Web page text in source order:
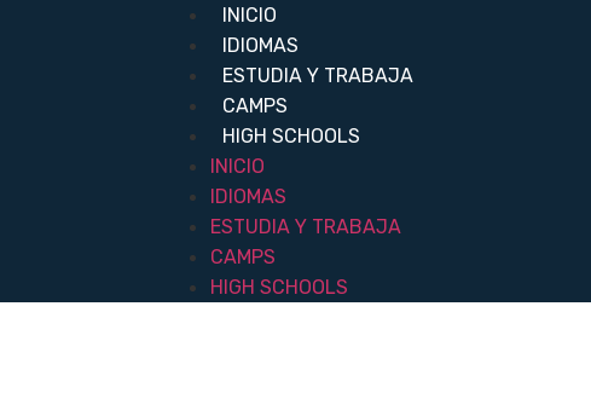
INICIO
IDIOMAS
ESTUDIA Y TRABAJA
CAMPS
HIGH SCHOOLS
INICIO
IDIOMAS
ESTUDIA Y TRABAJA
CAMPS
HIGH SCHOOLS